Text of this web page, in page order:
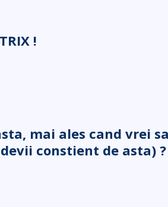
!
mai ales cand vrei
constient de asta) ?